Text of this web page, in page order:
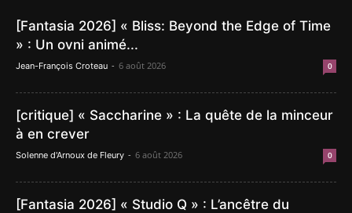
[Fantasia 2026] « Bliss: Beyond the Edge of Time
» : Un ovni animé...
Jean-François Croteau - 6 août 2026 0
[critique] « Saccharine » : La quête de la minceur
à en crever
Solenne d'Arnoux de Fleury - 6 août 2026 0
[Fantasia 2026] « Studio Q » : L’ancêtre du